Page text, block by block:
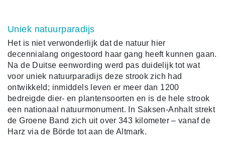
Uniek natuurparadijs
Het is niet verwonderlijk dat de natuur hier
decennialang ongestoord haar gang heeft kunnen gaan.
Na de Duitse eenwording werd pas duidelijk tot wat
voor uniek natuurparadijs deze strook zich had
ontwikkeld; inmiddels leven er meer dan 1200
bedreigde dier- en plantensoorten en is de hele strook
een nationaal natuurmonument. In Saksen-Anhalt strekt
de Groene Band zich uit over 343 kilometer – vanaf de
Harz via de Börde tot aan de Altmark.